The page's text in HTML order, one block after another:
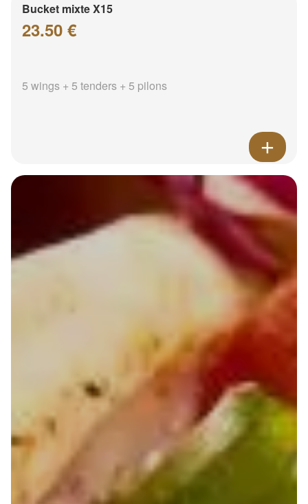
Bucket mixte X15
23.50 €
5 wings + 5 tenders + 5 pilons